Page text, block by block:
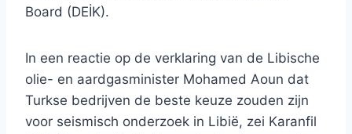
Board (DEİK).
In een reactie op de verklaring van de Libische
olie- en aardgasminister Mohamed Aoun dat
Turkse bedrijven de beste keuze zouden zijn
voor seismisch onderzoek in Libië, zei Karanfil